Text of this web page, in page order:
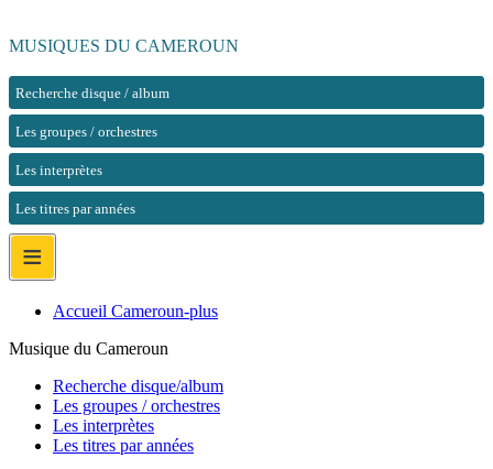
MUSIQUES DU CAMEROUN
Recherche disque / album
Les groupes / orchestres
Les interprètes
Les titres par années
≡
Accueil Cameroun-plus
Musique du Cameroun
Recherche disque/album
Les groupes / orchestres
Les interprètes
Les titres par années